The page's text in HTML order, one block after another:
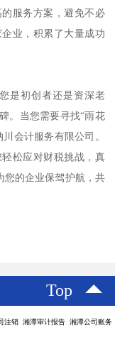
服务方案，避免不必
业，积累了大量成功
是初创者还是资深老
。当您需要寻找“雨花
会计服务有限公司。
松应对财税挑战，真
您的企业保驾护航，共
Top
注销 湘潭审计报告 湘潭公司账务